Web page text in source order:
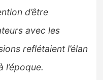
d’être
avec les
reflétaient l’élan
l’époque.